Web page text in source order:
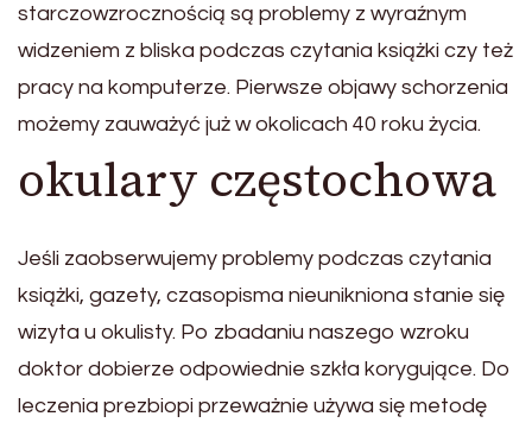
starczowzrocznością są problemy z wyraźnym
widzeniem z bliska podczas czytania książki czy też
pracy na komputerze. Pierwsze objawy schorzenia
możemy zauważyć już w okolicach 40 roku życia.
okulary częstochowa
Jeśli zaobserwujemy problemy podczas czytania
książki, gazety, czasopisma nieunikniona stanie się
wizyta u okulisty. Po zbadaniu naszego wzroku
doktor dobierze odpowiednie szkła korygujące. Do
leczenia prezbiopi przeważnie używa się metodę